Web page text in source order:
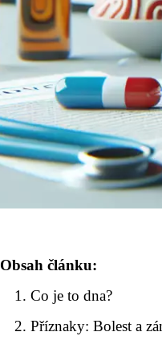
Obsah článku:
Co je to dna?
Příznaky: Bolest a